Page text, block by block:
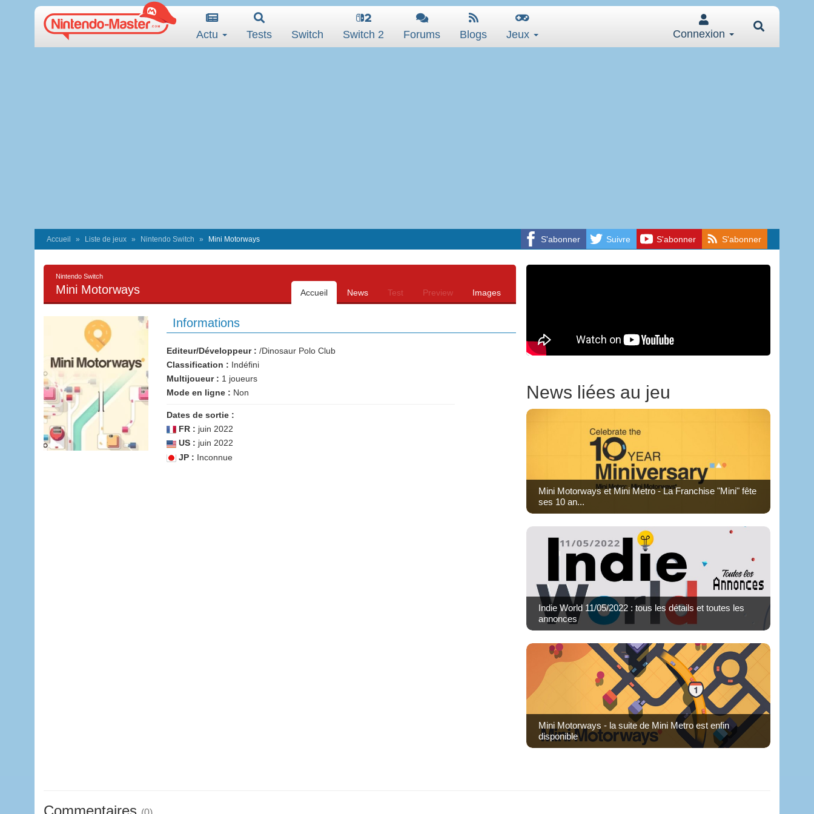
Actu Tests Switch Switch 2 Forums Blogs Jeux Connexion
S'abonner Suivre S'abonner S'abonner
Accueil Liste de jeux Nintendo Switch Mini Motorways
Nintendo Switch
Mini Motorways Accueil News Test Preview Images
Informations
Editeur/Développeur : /Dinosaur Polo Club
Classification : Indéfini
Multijoueur : 1 joueurs
Mode en ligne : Non
Dates de sortie :
FR : juin 2022
US : juin 2022
JP : Inconnue
News liées au jeu
Mini Motorways et Mini Metro - La Franchise "Mini" fête
ses 10 an...
Indie World 11/05/2022 : tous les détails et toutes les
annonces
Mini Motorways - la suite de Mini Metro est enfin
disponible